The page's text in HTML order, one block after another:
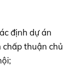
định dự án
thuận chủ